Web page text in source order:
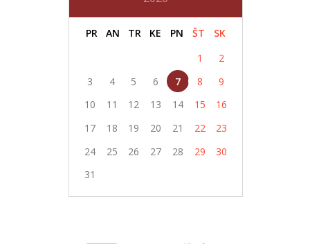
PR AN TR KE PN ŠT
SK
1
2
3
4 5 6 7 8
9
10
11 12 13 14 15
16
17
18 19 20 21 22
23
24
25 26 27 28 29
30
31